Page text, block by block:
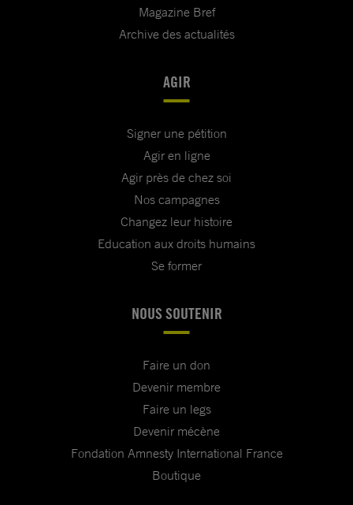
Magazine Bref
Archive des actualités
AGIR
Signer une pétition
Agir en ligne
Agir près de chez soi
Nos campagnes
Changez leur histoire
Education aux droits humains
Se former
NOUS SOUTENIR
Faire un don
Devenir membre
Faire un legs
Devenir mécène
Fondation Amnesty International France
Boutique